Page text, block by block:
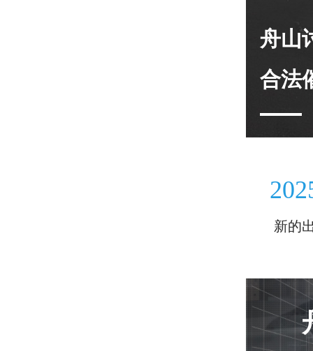
舟山
合法
新的